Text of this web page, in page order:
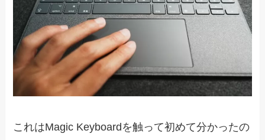
これはMagic Keyboardを触って初めて分かったの